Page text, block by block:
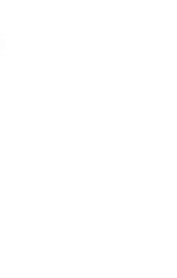
WordPress Elementor